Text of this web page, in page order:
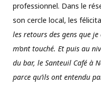
professionnel. Dans le
son cercle local, les
les retours des gens que
m’ont touché. Et puis au
du bar, le Santeuil Café à
parce qu’ils ont entendu